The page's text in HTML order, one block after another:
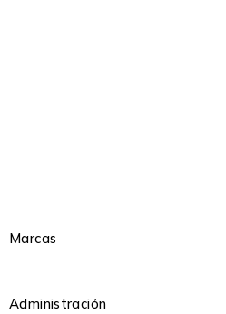
Marcas
Administración